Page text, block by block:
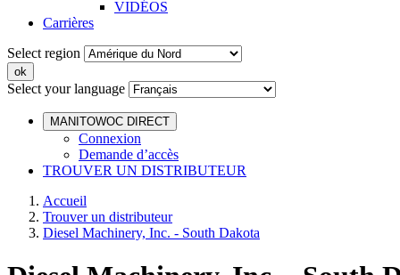
VIDÉOS
Carrières
Select region
Select your language
MANITOWOC DIRECT
Connexion
Demande d’accès
TROUVER UN DISTRIBUTEUR
Accueil
Trouver un distributeur
Diesel Machinery, Inc. - South Dakota